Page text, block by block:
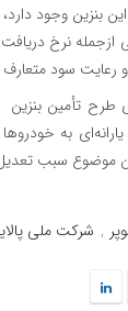
این بنزین
ازجمله نرخ
سود متعارف
طرح تأمین
به
موضوع سبب
, شرکت ملی